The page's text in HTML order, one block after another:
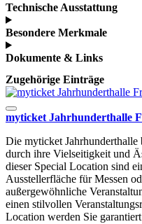
Technische Ausstattung
Besondere Merkmale
Dokumente & Links
Zugehörige Einträge
myticket Jahrhunderthalle
Die myticket Jahrhunderthalle
durch ihre Vielseitigkeit und
dieser Special Location sind
Ausstellerfläche für Messen
außergewöhnliche
einen stilvollen
Location werden Sie